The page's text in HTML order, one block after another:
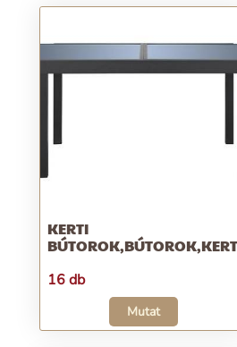
KERTI
BÚTOROK,BÚTOROK,KERT
16 db
Mutat